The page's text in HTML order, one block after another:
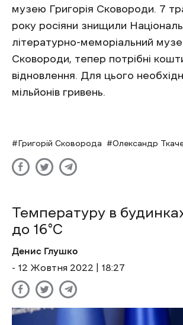
музею Григорія Сковороди. 7
року росіяни знищили
літературно-меморіальний
Сковороди, тепер потрібні
відновлення. Для цього
мільйонів гривень.
Григорій Сковорода Олександр
Температуру в
до 16°C
Денис Глушко
- 12 Жовтня 2022 | 18:27